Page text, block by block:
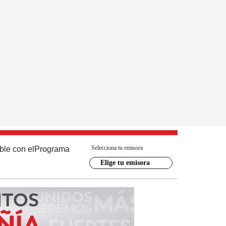
con el Programa Selecciona tu emisora
Elige tu emisora